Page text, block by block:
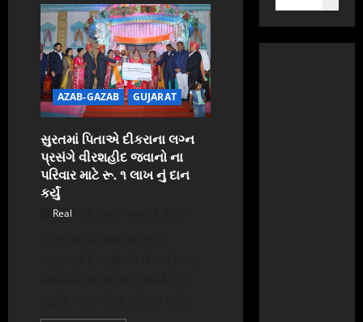
AZAB-GAZAB GUJARAT
સુરતમાં પિતાએ દીકરાના લગ્ન
પ્રસંગે વીરશહીદ જવાનો ના
પરિવાર માટે રૂ. ૧ લાખ નું દાન
કર્યું
Real